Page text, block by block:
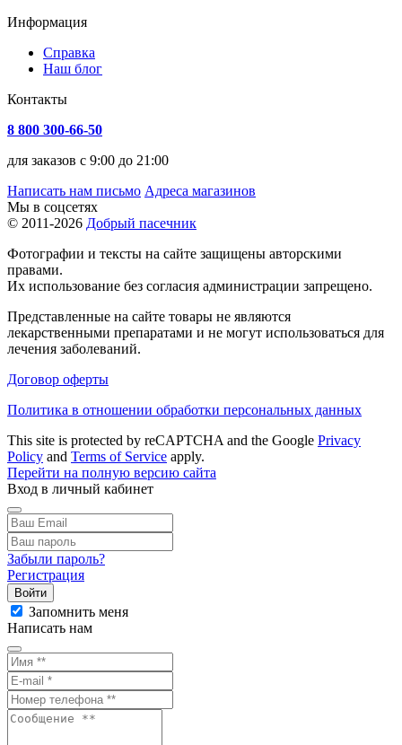
Информация
Справка
Наш блог
Контакты
8 800 300-66-50
для заказов с 9:00 до 21:00
Написать нам письмо Адреса магазинов
Мы в соцсетях
© 2011-2026 Добрый пасечник
Фотографии и тексты на сайте защищены авторскими
правами.
Их использование без согласия администрации запрещено.
Представленные на сайте товары не являются
лекарственными препаратами и не могут использоваться для
лечения заболеваний.
Договор оферты
Политика в отношении обработки персональных данных
This site is protected by reCAPTCHA and the Google Privacy
Policy and Terms of Service apply.
Перейти на полную версию сайта
Вход в личный кабинет
Забыли пароль?
Регистрация
Войти
Запомнить меня
Написать нам